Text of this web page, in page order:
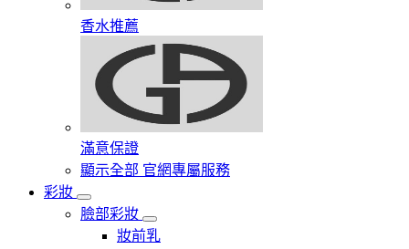
香水推薦
滿意保證
顯示全部 官網專屬服務
彩妝
臉部彩妝
妝前乳